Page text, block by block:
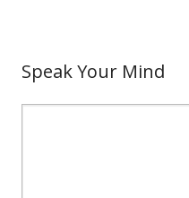
Speak Your Mind